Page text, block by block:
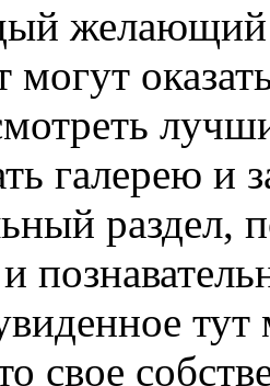
желающий
могут
галерею и
раздел,
свое